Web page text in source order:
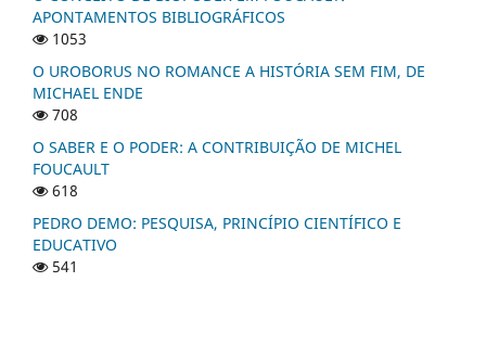
APONTAMENTOS BIBLIOGRÁFICOS
1053
O UROBORUS NO ROMANCE A HISTÓRIA SEM FIM, DE
MICHAEL ENDE
708
O SABER E O PODER: A CONTRIBUIÇÃO DE MICHEL
FOUCAULT
618
PEDRO DEMO: PESQUISA, PRINCÍPIO CIENTÍFICO E
EDUCATIVO
541